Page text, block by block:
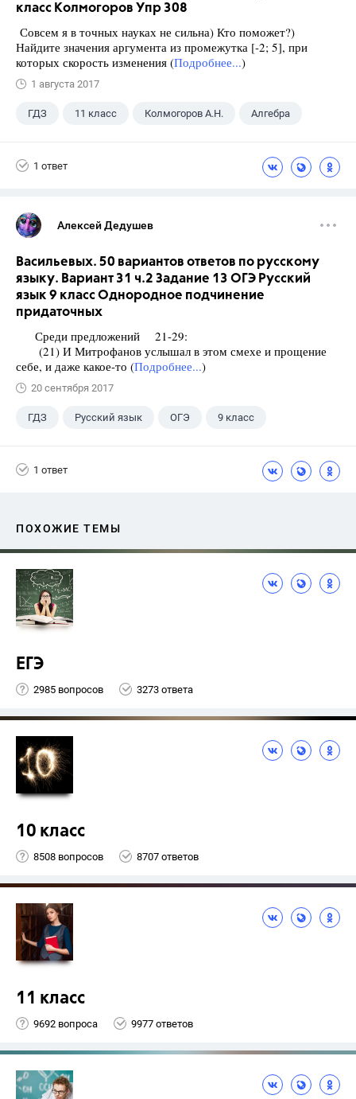
класс Колмогоров Упр 308
Совсем я в точных науках не сильна) Кто поможет?)
Найдите значения аргумента из промежутка [-2; 5], при
которых скорость изменения (Подробнее...)
1 августа 2017
ГДЗ 11 класс Колмогоров А.Н. Алгебра
1 ответ
Алексей Дедушев
Васильевых. 50 вариантов ответов по русскому
языку. Вариант 31 ч.2 Задание 13 ОГЭ Русский
язык 9 класс Однородное подчинение
придаточных
Среди предложений 21-29:
(21) И Митрофанов услышал в этом смехе и прощение
себе, и даже какое-то (Подробнее...)
20 сентября 2017
ГДЗ Русский язык ОГЭ 9 класс
1 ответ
ПОХОЖИЕ ТЕМЫ
ЕГЭ
2985 вопросов 3273 ответа
10 класс
8508 вопросов 8707 ответов
11 класс
9692 вопроса 9977 ответов